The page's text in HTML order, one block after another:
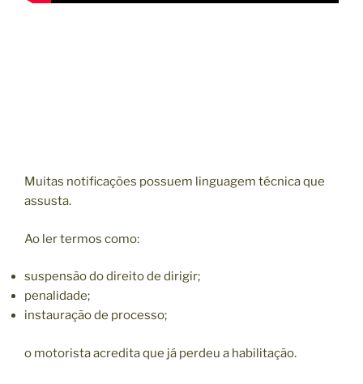
Muitas notificações possuem linguagem técnica que
assusta.
Ao ler termos como:
suspensão do direito de dirigir;
penalidade;
instauração de processo;
o motorista acredita que já perdeu a habilitação.